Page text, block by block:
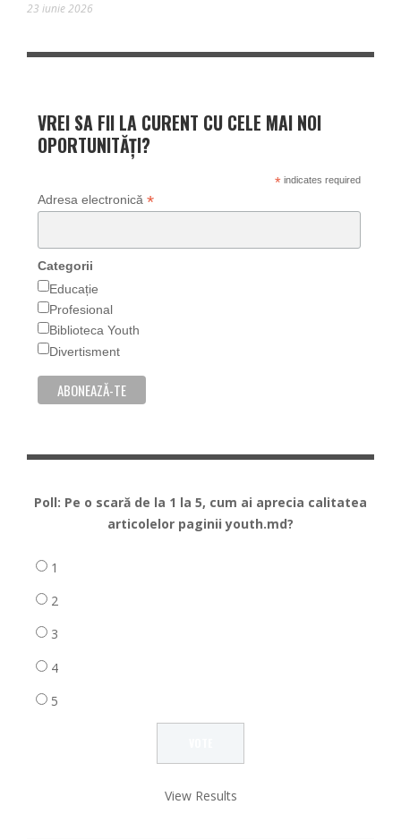
23 iunie 2026
VREI SA FII LA CURENT CU CELE MAI NOI
OPORTUNITĂȚI?
*indicates required
Adresa electronică *
Categorii
Educație
Profesional
Biblioteca Youth
Divertisment
Poll: Pe o scară de la 1 la 5, cum ai aprecia calitatea
articolelor paginii youth.md?
1
2
3
4
5
View Results